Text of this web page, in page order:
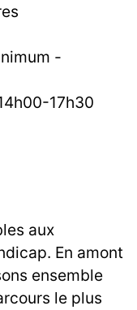
-
17h30
aux
En amont
ensemble
le plus